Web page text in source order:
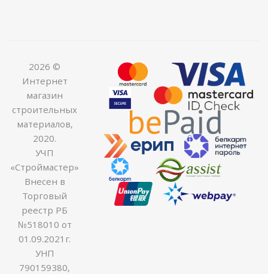
2026 ©
Интернет
магазин
строительных
материалов,
2020.
УЧП
«Строймастер»
Внесен в
Торговый
реестр РБ
№518010 от
01.09.2021г.
УНП
790159380,